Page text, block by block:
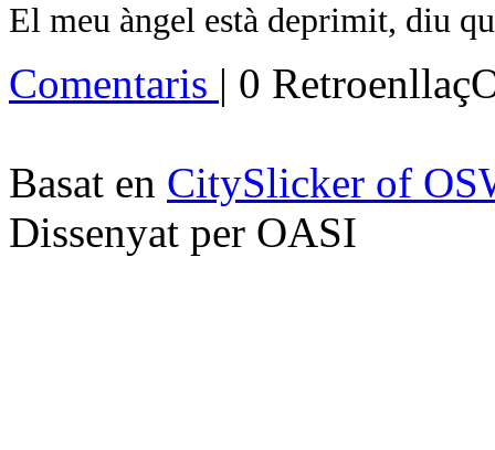
El meu àngel està deprimit, diu
Comentaris | 0
Basat en CitySlicker of
Dissenyat per OASI